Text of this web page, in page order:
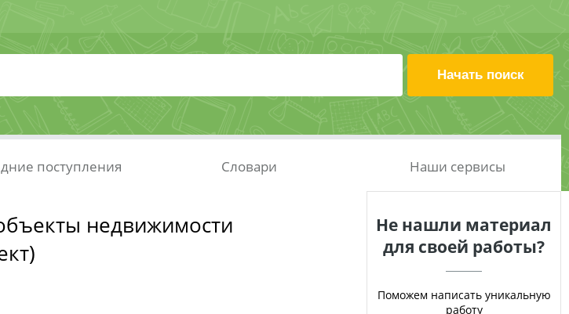
поступления Словари Наши сервисы
недвижимости
Не нашли материал
для своей работы?
Поможем написать уникальную
работу